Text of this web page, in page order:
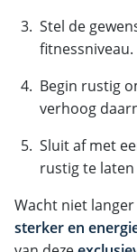
Stel de
fitnessniveau.
Begin rustig
verhoog
Sluit af met
rustig te
Wacht niet
sterker en